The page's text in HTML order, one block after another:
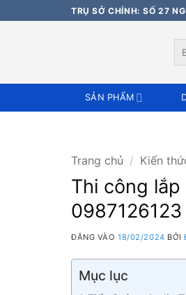
qua
TRỤ SỞ CHÍNH: SỐ 27
SẢN PHẨM
Trang chủ / Kiến
Thi công
0987126123
ĐĂNG VÀO18/02/2024 BỞI
Mục lục